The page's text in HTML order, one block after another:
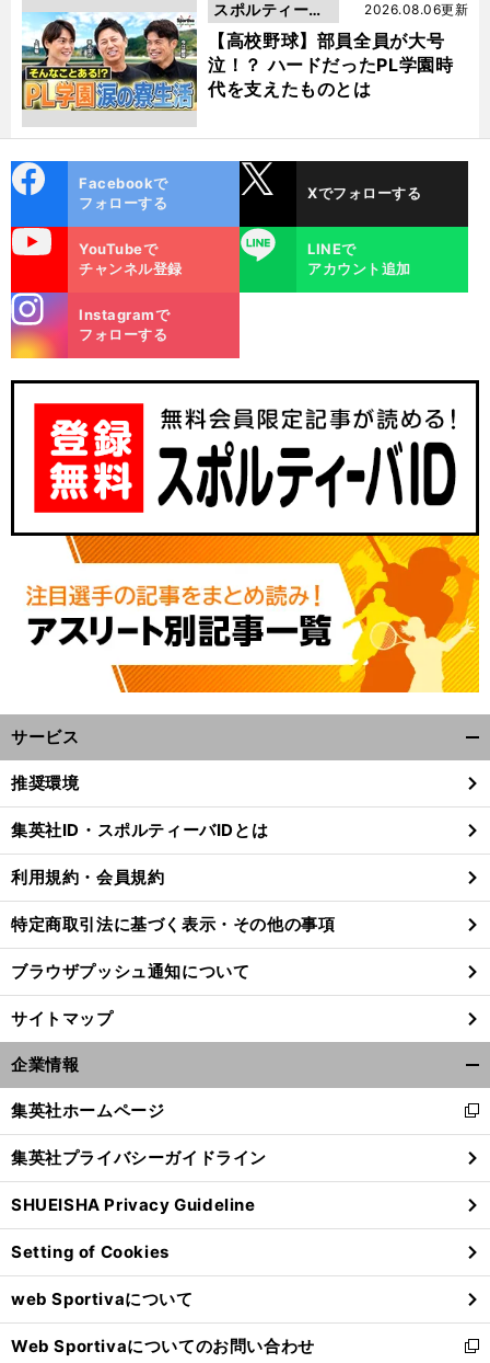
【高校野球】部員全員が大号
泣！？ ハードだったPL学園時
代を支えたものとは
2026.08.06更新
スポルティーバ
動画
ok
Facebookで
フォローする
Xでフォローする
YouTubeで
チャンネル登録
LINE
LINEで
アカウント追加
m
Instagramで
フォローする
サービス
閉
る
推奨環境
集英社ID・スポルティーバIDとは
利用規約・会員規約
特定商取引法に基づく表示・その他の事項
ブラウザプッシュ通知について
サイトマップ
企業情報
閉
る
集英社ホームページ
新
し
い
ウ
ィ
ン
ド
ウ
で
開
く
集英社プライバシーガイドライン
SHUEISHA Privacy Guideline
Setting of Cookies
web Sportivaについて
Web Sportivaについてのお問い合わせ
新